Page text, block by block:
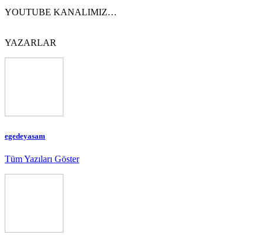
YOUTUBE KANALIMIZ…
YAZARLAR
egedeyasam
Tüm Yazıları Göster